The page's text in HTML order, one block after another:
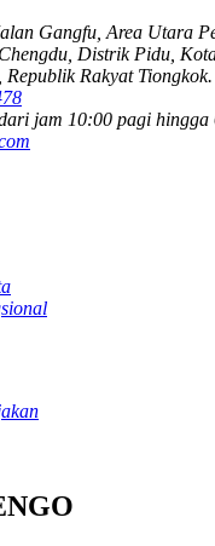
Gangfu, Area Utara
Distrik Pidu,
Republik Rakyat Tiongkok.
jam 10:00 pagi hingga